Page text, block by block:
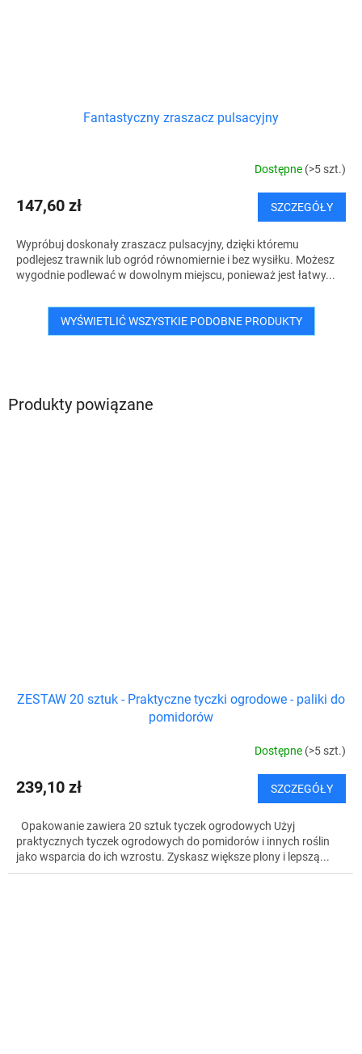
Produkty powiązane
ZESTAW 20 sztuk - Praktyczne tyczki ogrodowe - paliki do
pomidorów
Dostępne (>5 szt.)
239,10 zł SZCZEGÓŁY
Opakowanie zawiera 20 sztuk tyczek ogrodowych Użyj
praktycznych tyczek ogrodowych do pomidorów i innych roślin
jako wsparcia do ich wzrostu. Zyskasz większe plony i lepszą...
Fantastyczny zraszacz pulsacyjny
Dostępne (>5 szt.)
147,60 zł SZCZEGÓŁY
Wypróbuj doskonały zraszacz pulsacyjny, dzięki któremu
podlejesz trawnik lub ogród równomiernie i bez wysiłku. Możesz
wygodnie podlewać w dowolnym miejscu, ponieważ jest łatwy...
WYŚWIETLIĆ WSZYSTKIE PODOBNE PRODUKTY